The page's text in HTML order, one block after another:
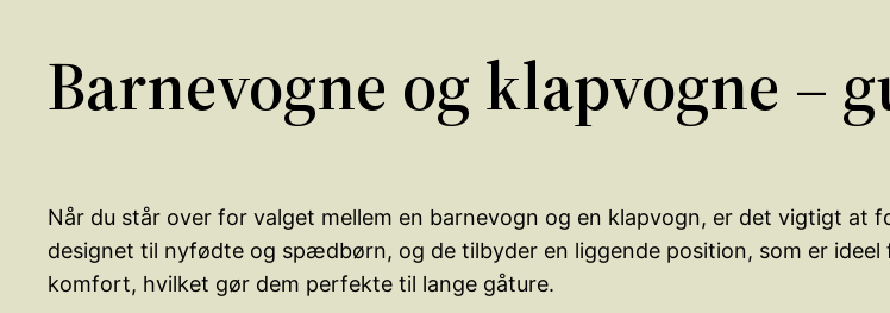
Barnevogne og klapvogne –
Når du står over for valget mellem en barnevogn og en klapvogn, er det vigtigt at
designet til nyfødte og spædbørn, og de tilbyder en liggende position, som er
komfort, hvilket gør dem perfekte til lange gåture.